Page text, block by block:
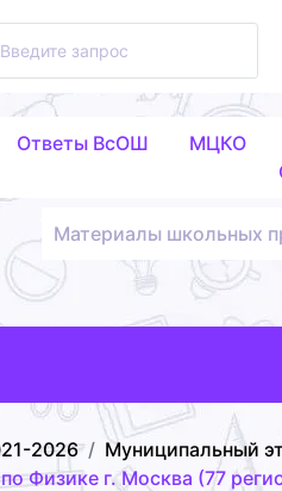
Ответы ВсОШ МЦКО
Материалы школьных
2026
Муниципальный
Физике г. Москва (77